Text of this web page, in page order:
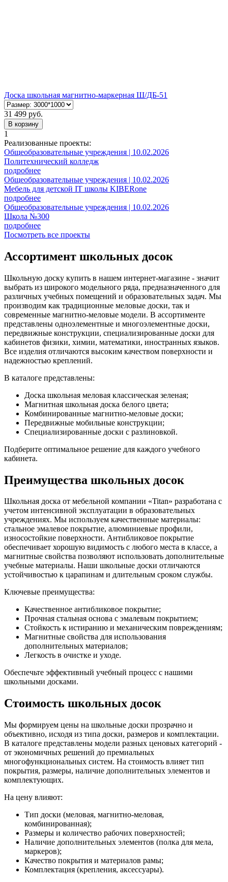
Доска школьная магнитно-маркерная Ш/ДБ-51
31 499 руб.
В корзину
1
Реализованные проекты:
Общеобразовательные учреждения | 10.02.2026
Политехнический колледж
подробнее
Общеобразовательные учреждения | 10.02.2026
Мебель для детской IT школы KIBERone
подробнее
Общеобразовательные учреждения | 10.02.2026
Школа №300
подробнее
Посмотреть все проекты
Ассортимент школьных досок
Школьную доску купить в нашем интернет-магазине - значит
выбрать из широкого модельного ряда, предназначенного для
различных учебных помещений и образовательных задач. Мы
производим как традиционные меловые доски, так и
современные магнитно-меловые модели. В ассортименте
представлены одноэлементные и многоэлементные доски,
передвижные конструкции, специализированные доски для
кабинетов физики, химии, математики, иностранных языков.
Все изделия отличаются высоким качеством поверхности и
надежностью креплений.
В каталоге представлены:
Доска школьная меловая классическая зеленая;
Магнитная школьная доска белого цвета;
Комбинированные магнитно-меловые доски;
Передвижные мобильные конструкции;
Специализированные доски с разлиновкой.
Подберите оптимальное решение для каждого учебного
кабинета.
Преимущества школьных досок
Школьная доска от мебельной компании «Titan» разработана с
учетом интенсивной эксплуатации в образовательных
учреждениях. Мы используем качественные материалы:
стальное эмалевое покрытие, алюминиевые профили,
износостойкие поверхности. Антибликовое покрытие
обеспечивает хорошую видимость с любого места в классе, а
магнитные свойства позволяют использовать дополнительные
учебные материалы. Наши школьные доски отличаются
устойчивостью к царапинам и длительным сроком службы.
Ключевые преимущества:
Качественное антибликовое покрытие;
Прочная стальная основа с эмалевым покрытием;
Стойкость к истиранию и механическим повреждениям;
Магнитные свойства для использования
дополнительных материалов;
Легкость в очистке и уходе.
Обеспечьте эффективный учебный процесс с нашими
школьными досками.
Стоимость школьных досок
Мы формируем цены на школьные доски прозрачно и
объективно, исходя из типа доски, размеров и комплектации.
В каталоге представлены модели разных ценовых категорий -
от экономичных решений до премиальных
многофункциональных систем. На стоимость влияет тип
покрытия, размеры, наличие дополнительных элементов и
комплектующих.
На цену влияют:
Тип доски (меловая, магнитно-меловая,
комбинированная);
Размеры и количество рабочих поверхностей;
Наличие дополнительных элементов (полка для мела,
маркеров);
Качество покрытия и материалов рамы;
Комплектация (крепления, аксессуары).